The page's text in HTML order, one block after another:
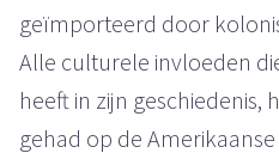
geïmporteerd door
Alle culturele invloeden
heeft in zijn geschiedenis,
gehad op de